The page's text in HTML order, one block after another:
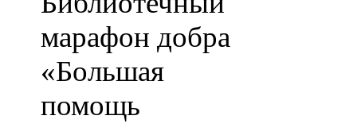
марафон добра
«Большая
помощь